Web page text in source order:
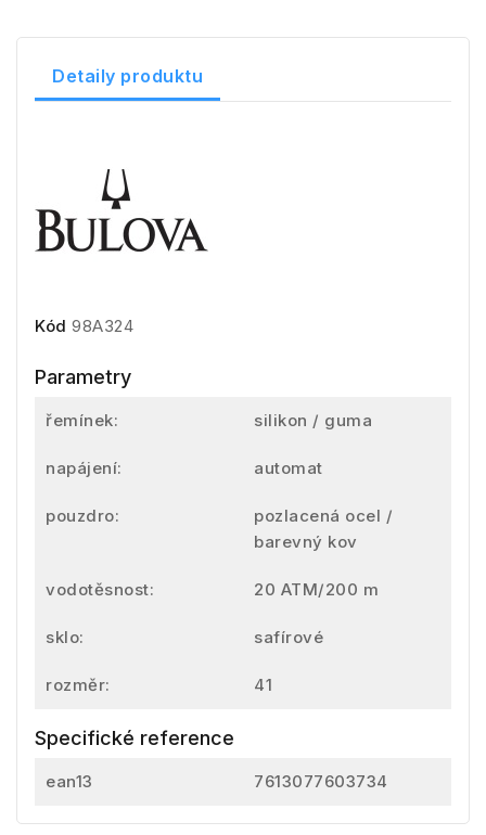
Detaily produktu
Kód 98A324
Parametry
řemínek: silikon / guma
napájení: automat
pouzdro:
pozlacená ocel /
barevný kov
vodotěsnost: 20 ATM/200 m
sklo: safírové
rozměr: 41
Specifické reference
ean13 7613077603734